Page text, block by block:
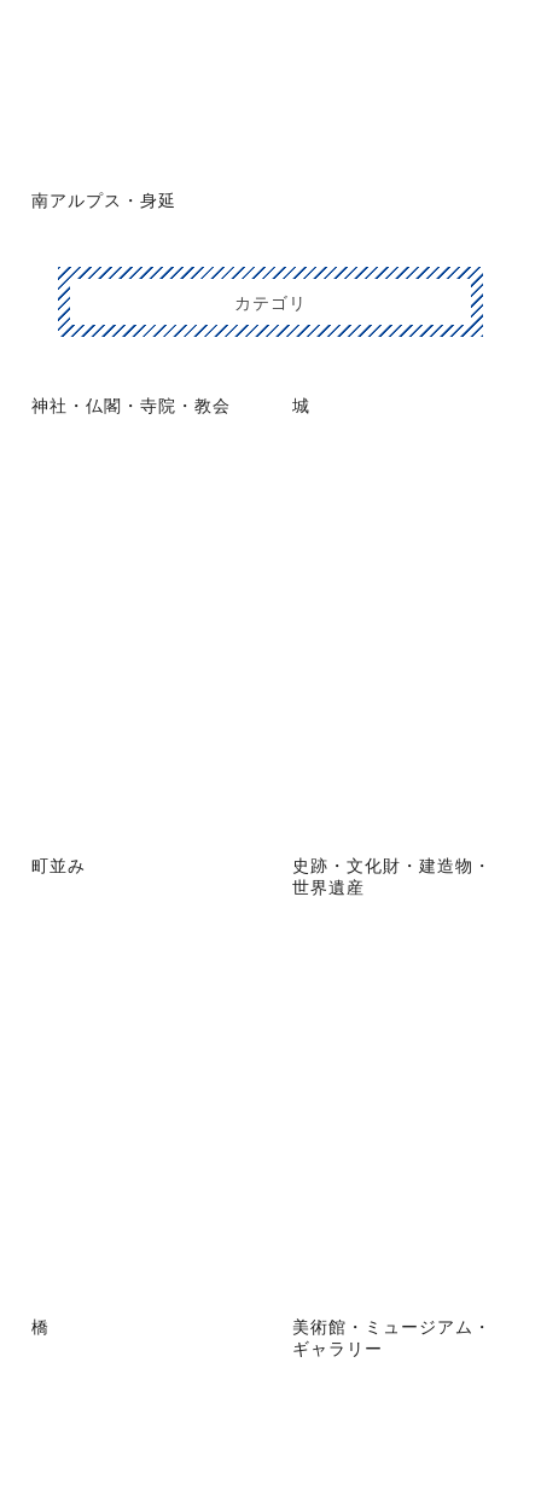
南アルプス・身延
カテゴリ
神社・仏閣・寺院・教会 城
町並み
史跡・文化財・建造物・
世界遺産
橋
美術館・ミュージアム・
ギャラリー